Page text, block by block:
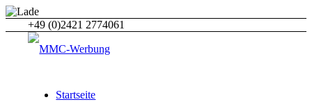
+49 (0)2421 2774061
Startseite